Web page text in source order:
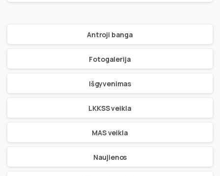
Antroji banga
Fotogalerija
Išgyvenimas
LKKSS veikla
MAS veikla
Naujienos